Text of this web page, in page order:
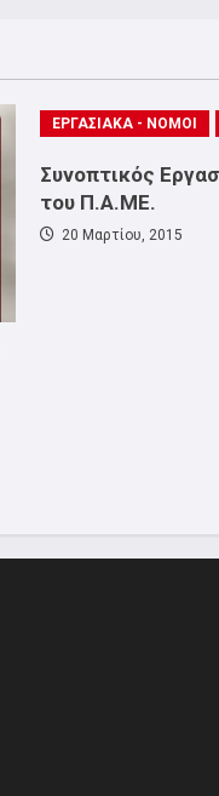
ΕΡΓΑΣΙΑΚΑ - ΝΟΜΟΙ
Συνοπτικός
του Π.Α.ΜΕ.
20 Μαρτίου, 2015